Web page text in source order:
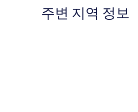
94
주변 지역 정보